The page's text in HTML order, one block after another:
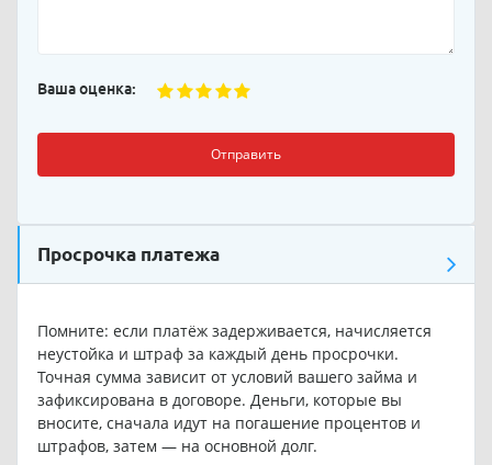
Ваша оценка:
Отправить
Просрочка платежа
Помните: если платёж задерживается, начисляется
неустойка и штраф за каждый день просрочки.
Точная сумма зависит от условий вашего займа и
зафиксирована в договоре. Деньги, которые вы
вносите, сначала идут на погашение процентов и
штрафов, затем — на основной долг.